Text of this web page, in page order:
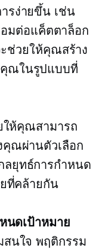
รง่ายขึ้น เช่น
อมต่อแค็ตตาล็อก
ช่วยให้คุณสร้าง
ณในรูปแบบที่
ให้คุณสามารถ
ณผ่านตัวเลือก
ลยุทธ์การกำหนด
ที่คล้ายกัน
นดเป้าหมาย
นใจ พฤติกรรม